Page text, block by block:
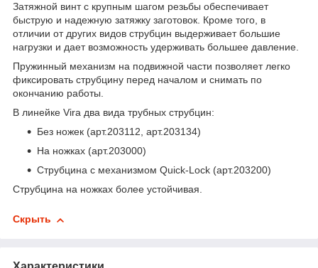
Затяжной винт с крупным шагом резьбы обеспечивает
быструю и надежную затяжку заготовок. Кроме того, в
отличии от других видов струбцин выдерживает большие
нагрузки и дает возможность удерживать большее давление.
Пружинный механизм на подвижной части позволяет легко
фиксировать струбцину перед началом и снимать по
окончанию работы.
В линейке Vira два вида трубных струбцин:
Без ножек (арт.203112, арт.203134)
На ножках (арт.203000)
Струбцина с механизмом Quick-Lock (арт.203200)
Струбцина на ножках более устойчивая.
Скрыть